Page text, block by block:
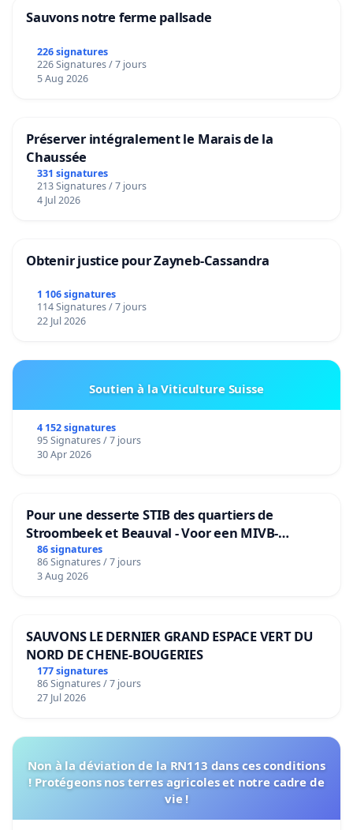
Sauvons notre ferme pallsade
226 signatures
226 Signatures / 7 jours
5 Aug 2026
Préserver intégralement le Marais de la
Chaussée
331 signatures
213 Signatures / 7 jours
4 Jul 2026
Obtenir justice pour Zayneb-Cassandra
1 106 signatures
114 Signatures / 7 jours
22 Jul 2026
Soutien à la Viticulture Suisse
4 152 signatures
95 Signatures / 7 jours
30 Apr 2026
Pour une desserte STIB des quartiers de
Stroombeek et Beauval - Voor een MIVB-
bediening van de wijken Strombeek en Het
Voor
86 signatures
86 Signatures / 7 jours
3 Aug 2026
SAUVONS LE DERNIER GRAND ESPACE VERT DU
NORD DE CHENE-BOUGERIES
177 signatures
86 Signatures / 7 jours
27 Jul 2026
Non à la déviation de la RN113 dans ces conditions
! Protégeons nos terres agricoles et notre cadre de
vie !